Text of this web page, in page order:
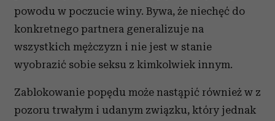
powodu w poczucie winy. Bywa, że niechęć do
konkretnego partnera generalizuje na
wszystkich mężczyzn i nie jest w stanie
wyobrazić sobie seksu z kimkolwiek innym.
Zablokowanie popędu może nastąpić również w z
pozoru trwałym i udanym związku, który jednak